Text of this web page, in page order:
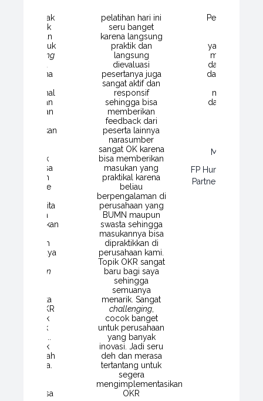
merasa tidak
untuk
waktu dan
hari ini untuk
training
karena
banyak hal
OKR dan
relevan
untuk
bisa
semoga ke
Samahita
bisa
lebih
ya supaya
head-on
kita
terasah OKR
menarik
banyak
banyak
sudah
agar bisa
pelatihan hari ini
seru banget
karena langsung
praktik dan
langsung
dievaluasi
pesertanya juga
sangat aktif dan
responsif
sehingga bisa
memberikan
feedback dari
peserta lainnya
narasumber
sangat OK karena
bisa memberikan
masukan yang
praktikal karena
beliau
berpengalaman di
perusahaan yang
BUMN maupun
swasta sehingga
masukannya bisa
dipraktikkan di
perusahaan kami.
Topik OKR sangat
baru bagi saya
sehingga
semuanya
menarik. Sangat
challenging,
cocok banget
untuk perusahaan
yang banyak
inovasi. Jadi seru
deh dan merasa
tertantang untuk
segera
mengimplementasikan
OKR
Pelatihan
yang
mudah
dan
dari Pak Ferry
dalam
Maksum
FP Human Capital
Partner - PT Pos